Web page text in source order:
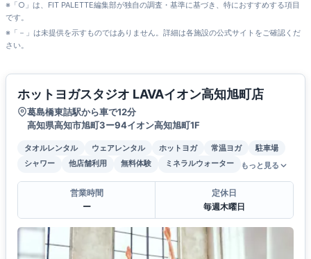
※「○」は、FIT PALETTE編集部が独自の調査・基準に基づき、特におすすめする項目
です。
※「－」は未提供を示すものではありません。詳細は各施設の公式サイトをご確認くだ
さい。
ホットヨガスタジオ LAVAイオン高知旭町店
葛島橋東詰駅から車で12分
高知県高知市旭町3ー94イオン高知旭町1F
タオルレンタル ウェアレンタル ホットヨガ 常温ヨガ
駐車場
シャワー
他店舗利用 無料体験 ミネラルウォーター もっと見る
営業時間
ー
定休日
毎週木曜日